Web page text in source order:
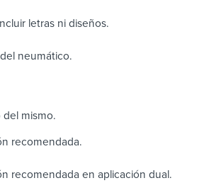
letras ni diseños.
neumático.
mismo.
recomendada.
recomendada en aplicación dual.